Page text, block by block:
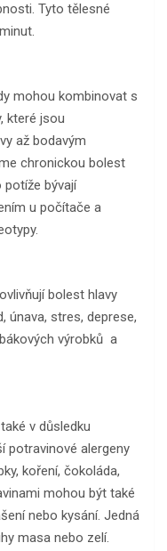
Tyto tělesné
mohou kombinovat s
které jsou
až bodavým
chronickou bolest
potíže bývají
u počítače a
bolest hlavy
únava, stres, deprese,
výrobků a
v důsledku
potravinové alergeny
koření, čokoláda,
mohou být také
nebo kysání. Jedná
masa nebo zelí.